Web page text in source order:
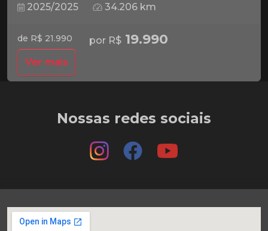
2025/2025 34.206 km
de R$ 21.990 por R$ 19.990
Ver mais
Nossas redes sociais